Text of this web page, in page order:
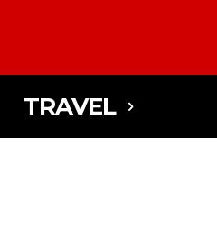
TRAVEL